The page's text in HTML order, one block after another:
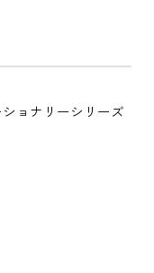
ョナリーシリーズ